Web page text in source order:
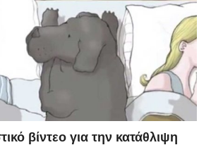
βίντεο για την κατάθλιψη